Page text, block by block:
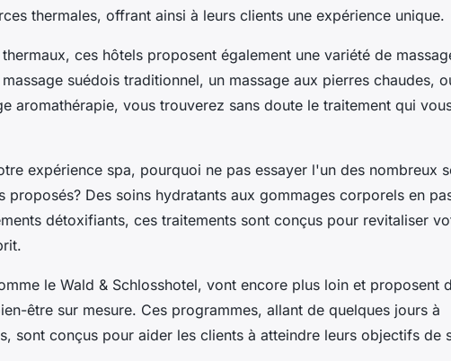
thermales, offrant ainsi à leurs clients une expérience unique.
ces hôtels proposent également une variété de
suédois traditionnel, un massage aux pierres chaudes,
aromathérapie, vous trouverez sans doute le traitement qui
expérience spa, pourquoi ne pas essayer l'un des nombreux
proposés? Des soins hydratants aux gommages corporels en
détoxifiants, ces traitements sont conçus pour revitaliser
le Wald & Schlosshotel, vont encore plus loin et proposent
être sur mesure. Ces programmes, allant de quelques jours à
sont conçus pour aider les clients à atteindre leurs objectifs de